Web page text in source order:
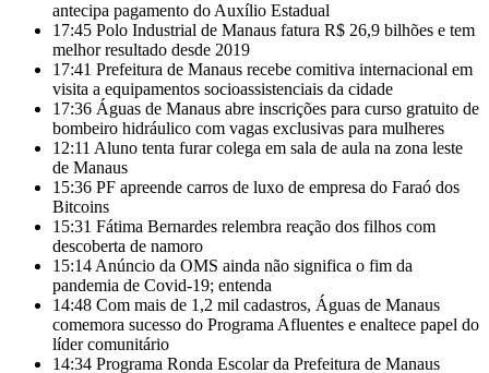
antecipa pagamento do Auxílio Estadual
17:45 Polo Industrial de Manaus fatura R$ 26,9 bilhões e tem
melhor resultado desde 2019
17:41 Prefeitura de Manaus recebe comitiva internacional em
visita a equipamentos socioassistenciais da cidade
17:36 Águas de Manaus abre inscrições para curso gratuito de
bombeiro hidráulico com vagas exclusivas para mulheres
12:11 Aluno tenta furar colega em sala de aula na zona leste
de Manaus
15:36 PF apreende carros de luxo de empresa do Faraó dos
Bitcoins
15:31 Fátima Bernardes relembra reação dos filhos com
descoberta de namoro
15:14 Anúncio da OMS ainda não significa o fim da
pandemia de Covid-19; entenda
14:48 Com mais de 1,2 mil cadastros, Águas de Manaus
comemora sucesso do Programa Afluentes e enaltece papel do
líder comunitário
14:34 Programa Ronda Escolar da Prefeitura de Manaus